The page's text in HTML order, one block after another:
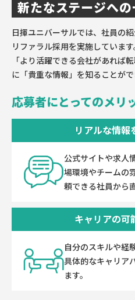
新たなステージへの
日揮ユニバーサルでは、社員の
リファラル採用を実施しています
「より活躍できる会社があれば
に「貴重な情報」を知ることがで
応募者にとってのメリ
リアルな情報
公式サイトや求人
場環境やチームの
頼できる社員から
キャリアの可
自分のスキルや経
具体的なキャリア
ます。